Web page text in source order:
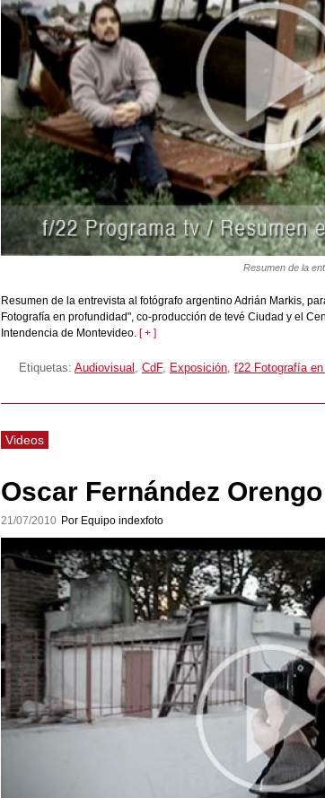
Resumen de la
Resumen de la entrevista al fotógrafo argentino Adrián Markis,
Fotografía en profundidad", co-producción de tevé Ciudad y el
Intendencia de Montevideo. [ + ]
Etiquetas: Audiovisual , CdF, Exposición, f22 Fotografía
Videos
Oscar Fernández
21/07/2010 Por Equipo indexfoto